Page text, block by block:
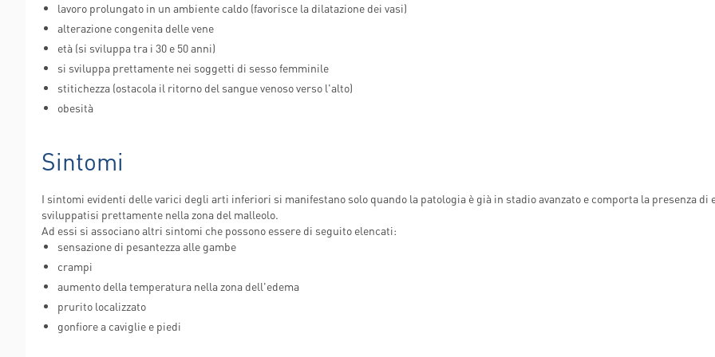
POLIAMBULANZA MEDICAL
lavoro prolungato in un ambiente caldo (favorisce la dilatazione dei vasi)
alterazione congenita delle vene
età (si sviluppa tra i 30 e 50 anni)
si sviluppa prettamente nei soggetti di sesso femminile
stitichezza (ostacola il ritorno del sangue venoso verso l'alto)
obesità
Sintomi
I sintomi evidenti delle varici degli arti inferiori si manifestano solo quando la patologia è già in stadio avanzato e comporta la presenza di
sviluppatisi prettamente nella zona del malleolo.
Ad essi si associano altri sintomi che possono essere di seguito elencati:
sensazione di pesantezza alle gambe
crampi
aumento della temperatura nella zona dell'edema
prurito localizzato
gonfiore a caviglie e piedi